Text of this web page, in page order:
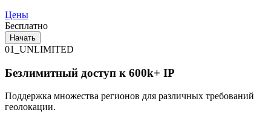
Цены
Бесплатно
Начать
01_UNLIMITED
Безлимитный доступ к 600k+ IP
Поддержка множества регионов для различных требований
геолокации.